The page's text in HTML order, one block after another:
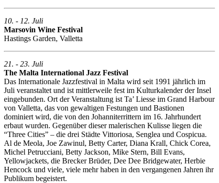
10. - 12. Juli
Marsovin Wine Festival
Hastings Garden, Valletta
21. - 23. Juli
The Malta International Jazz Festival
Das Internationale Jazzfestival in Malta wird seit 1991 jährlich im
Juli veranstaltet und ist mittlerweile fest im Kulturkalender der Insel
eingebunden. Ort der Veranstaltung ist Ta’ Liesse im Grand Harbour
von Valletta, das von gewaltigen Festungen und Bastionen
dominiert wird, die von den Johanniterrittern im 16. Jahrhundert
erbaut wurden. Gegenüber dieser malerischen Kulisse liegen die
“Three Cities” – die drei Städte Vittoriosa, Senglea und Cospicua.
Al de Meola, Joe Zawinul, Betty Carter, Diana Krall, Chick Corea,
Michel Petrucciani, Betty Jackson, Mike Stern, Bill Evans,
Yellowjackets, die Brecker Brüder, Dee Dee Bridgewater, Herbie
Hencock und viele, viele mehr haben in den vergangenen Jahren ihr
Publikum begeistert.